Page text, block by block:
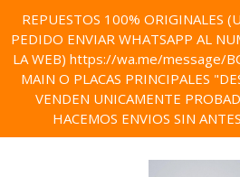
REPUESTOS 100% ORIGINALES
PEDIDO ENVIAR WHATSAPP AL
LA WEB) https://wa.me/message/
MAIN O PLACAS PRINCIPALES
VENDEN UNICAMENTE
HACEMOS ENVIOS SIN